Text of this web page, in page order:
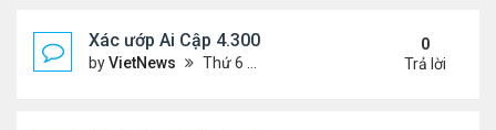
Xác ướp Ai Cập 4.300 năm phủ đầy vàng lá
byVietNews Thứ 6 Tháng 1 27, 2023 2:01 pm
0
Trả lời